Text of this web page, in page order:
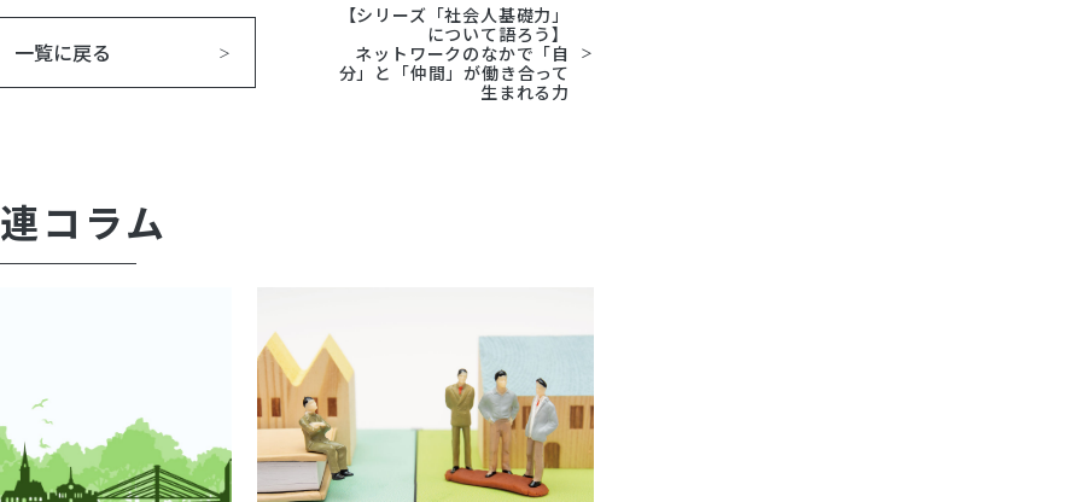
一覧に戻る
【シリーズ「社会人基礎力」
について語ろう】
ネットワークのなかで「自
分」と「仲間」が働き合って
生まれる力
コラム